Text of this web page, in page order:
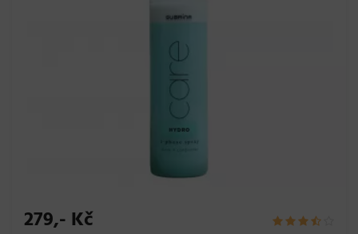
279,- Kč